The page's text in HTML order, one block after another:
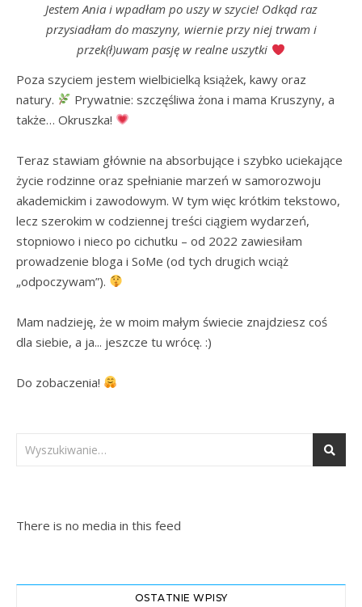
Jestem Ania i wpadłam po uszy w szycie! Odkąd raz
przysiadłam do maszyny, wiernie przy niej trwam i
przek(ł)uwam pasję w realne uszytki
Poza szyciem jestem wielbicielką książek, kawy oraz
natury.
Prywatnie: szczęśliwa żona i mama Kruszyny, a
także… Okruszka!
Teraz stawiam głównie na absorbujące i szybko uciekające
życie rodzinne oraz spełnianie marzeń w samorozwoju
akademickim i zawodowym. W tym więc krótkim tekstowo,
lecz szerokim w codziennej treści ciągiem wydarzeń,
stopniowo i nieco po cichutku – od 2022 zawiesiłam
prowadzenie bloga i SoMe (od tych drugich wciąż
„odpoczywam”).
Mam nadzieję, że w moim małym świecie znajdziesz coś
dla siebie, a ja... jeszcze tu wrócę. :)
Do zobaczenia!
There is no media in this feed
OSTATNIE WPISY